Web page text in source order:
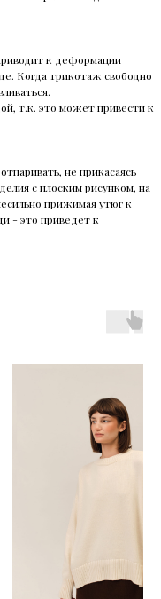
к деформации
Когда трикотаж свободно
т.к. это может привести к
не прикасаясь
с плоским рисунком, на
прижимая утюг к
- это приведет к